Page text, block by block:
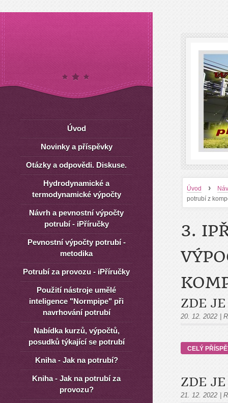
Úvod ›
potrubí z
3.
ZDE
20. 12. 2022
CELÝ
ZDE
21. 12. 2022
Úvod
Novinky a příspěvky
Otázky a odpovědi. Diskuse.
Hydrodynamické a
termodynamické výpočty
Návrh a pevnostní výpočty
potrubí - iPříručky
Pevnostní výpočty potrubí -
metodika
Potrubí za provozu - iPříručky
Použití nástroje umělé
inteligence "Normpipe" při
navrhování potrubí
Nabídka kurzů, výpočtů,
posudků týkající se potrubí
Kniha - Jak na potrubí?
Kniha - Jak na potrubí za
provozu?